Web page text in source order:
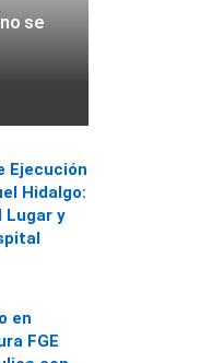
se
Ejecución
Hidalgo:
Lugar y
en
FGE